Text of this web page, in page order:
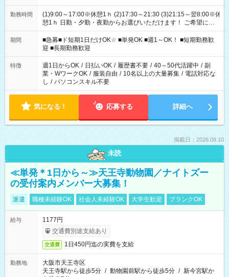
勤務時間
(1)9:00～17:00※休憩1ｈ (2)17:30～21:30 (3)21:15～翌8:00※休
憩1ｈ 日勤・夕勤・夜勤からお選びいただけます！ ご希望に合
わせて働けるお仕事です(*^^*) 【その他選べる勤務時間】 8-17
時/9-17時/9-18時/10-18時/11-21時/18-22時/20-翌4時/21-翌5
時/22-翌6時/0-翌8時 ご自身のご都合で選んで頂ける完全自由シ
フト！
期間
■急募■ド短期1日だけOK☆ ■単発OK ■週1～OK！ ■短期勤務歓
迎 ■長期勤務歓迎
特徴 週1日からOK / 日払いOK / 履歴書不要 / 40～50代活躍中 / 副
業・WワークOK / 服装自由 / 10名以上の大量募集 / 電話対応な
し / パソコンスキル不要
気になる！ 応募する 詳細へ
掲載日：2026.08.10
未読
≪単発＊1日から～≫天王寺動物園／ナイトズー
の受付案内メンバー大募集！
派遣 職種未経験OK 社会人未経験OK 大学生歓迎 ブランクOK
給与
1177円
交通費別途支給あり
交通費 1日450円迄の実費を支給
勤務地
大阪市天王寺区
天王寺駅から徒歩5分 / 動物園前駅から徒歩5分 / 新今宮駅か